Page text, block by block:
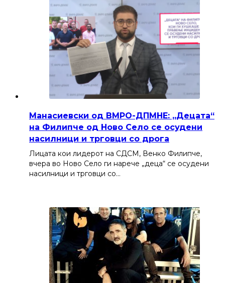
Манасиевски од ВМРО-ДПМНЕ: „Децата“
на Филипче од Ново Село се осудени
насилници и трговци со дрога
Лицата кои лидерот на СДСМ, Венко Филипче,
вчера во Ново Село ги нарече „деца“ се осудени
насилници и трговци со…